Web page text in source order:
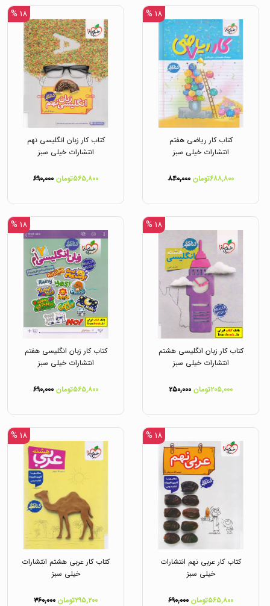
۱۸ %
کتاب کار ریاضی هفتم
انتشارات خیلی سبز
۶۸۸,۸۰۰تومان ۸۴۰,۰۰۰
۱۸ %
کتاب کار زبان انگلیسی نهم
انتشارات خیلی سبز
۵۶۵,۸۰۰تومان ۶۹۰,۰۰۰
۱۸ %
کتاب کار زبان انگلیسی هشتم
انتشارات خیلی سبز
۲۰۵,۰۰۰تومان ۲۵۰,۰۰۰
۱۸ %
کتاب کار زبان انگلیسی هفتم
انتشارات خیلی سبز
۵۶۵,۸۰۰تومان ۶۹۰,۰۰۰
۱۸ %
کتاب کار عربی نهم انتشارات
خیلی سبز
۵۶۵,۸۰۰تومان ۶۹۰,۰۰۰
۱۸ %
کتاب کار عربی هشتم انتشارات
خیلی سبز
۲۹۵,۲۰۰تومان ۳۶۰,۰۰۰